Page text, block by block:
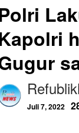
Juli 7, 2022